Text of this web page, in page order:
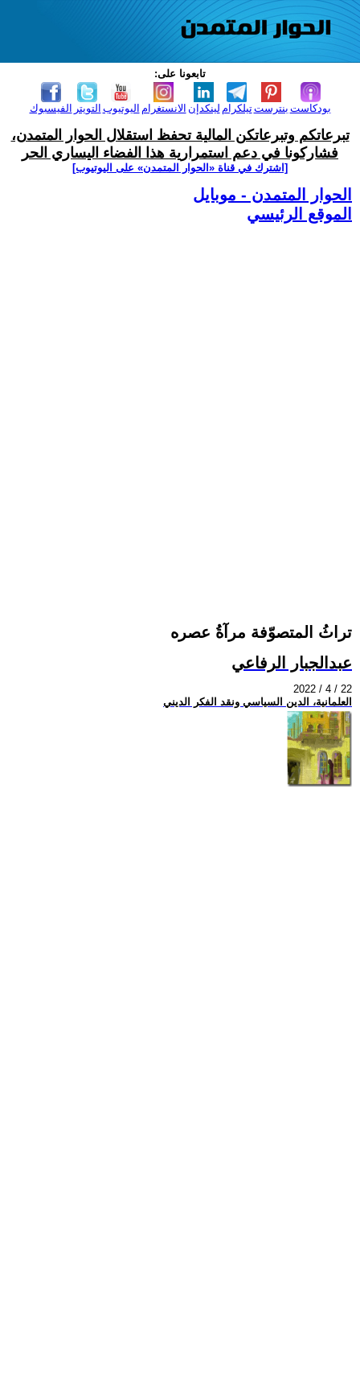
تابعونا على:
الفيسبوك التويتر اليوتيوب الانستغرام لينكدإن تيلكرامبنترست بودكاست
تبرعاتكم وتبرعاتكن المالية تحفظ استقلال الحوار المتمدن،
فشاركونا في دعم استمرارية هذا الفضاء اليساري الحر
[اشترك في قناة ‫«الحوار المتمدن» على اليوتيوب]
الحوار المتمدن - موبايل
الموقع الرئيسي
تراثُ المتصوّفة مرآةُ عصره
عبدالجبار الرفاعي
2022 / 4 / 22
العلمانية، الدين السياسي ونقد الفكر الديني